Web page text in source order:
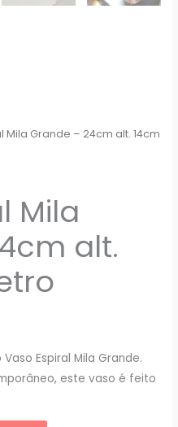
Mila Grande – 24cm alt. 14cm
Mila
alt.
Espiral Mila Grande.
este vaso é feito